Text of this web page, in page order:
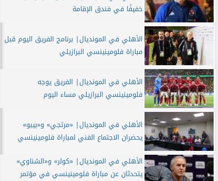
خفيفًا في فندق الإقامة
الأهلي في المونديال| برنامج الفريق اليوم قبل
مباراة فلومينينسي البرازيلي
الأهلي في المونديال| الفريق يوجه
فلومينينسي البرازيلي مساء اليوم
الأهلي في المونديال| «مرتجي» و«بيبو»
يحضران الاجتماع الفني لمباراة فلومينينسي
الأهلي في المونديال| «كولر» و«الشناوي»
يتحدثان عن مباراة فلومينينسي في مؤتمر